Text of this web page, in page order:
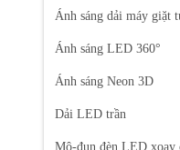
Ánh sáng dải máy giặt
Ánh sáng LED 360°
Ánh sáng Neon 3D
Dải LED trần
Mô-đun đèn LED xoay